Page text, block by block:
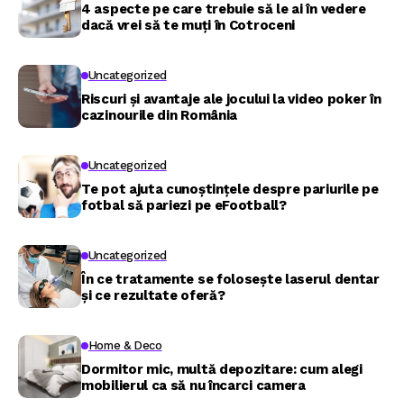
4 aspecte pe care trebuie să le ai în vedere
dacă vrei să te muți în Cotroceni
Uncategorized
Riscuri și avantaje ale jocului la video poker în
cazinourile din România
Uncategorized
Te pot ajuta cunoștințele despre pariurile pe
fotbal să pariezi pe eFootball?
Uncategorized
În ce tratamente se folosește laserul dentar
și ce rezultate oferă?
Home & Deco
Dormitor mic, multă depozitare: cum alegi
mobilierul ca să nu încarci camera